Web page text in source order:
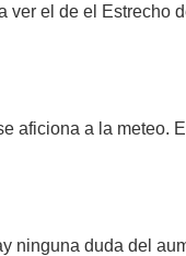
el de el
a la meteo.
duda del